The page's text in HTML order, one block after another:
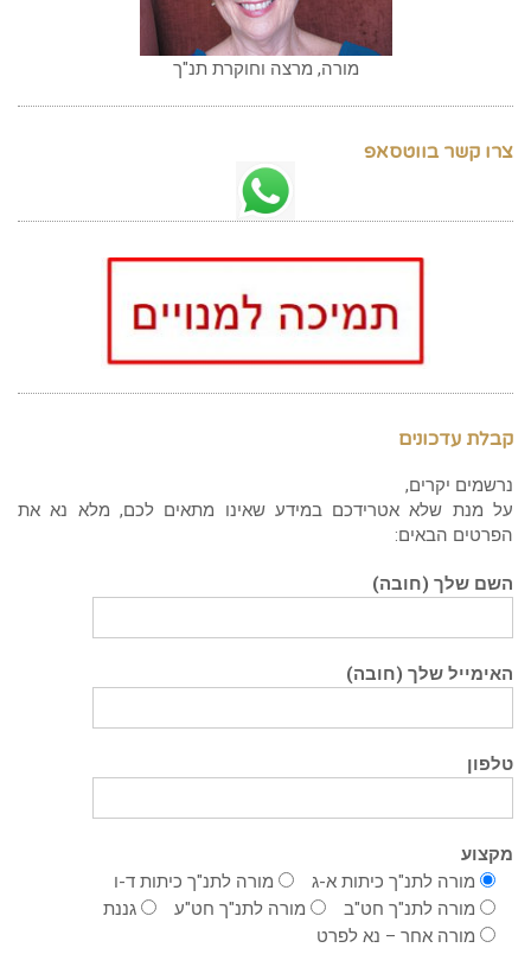
מורה, מרצה וחוקרת תנ"ך
צרו קשר בווטסאפ
קבלת עדכונים
נרשמים יקרים,
על מנת שלא אטרידכם במידע שאינו מתאים לכם, מלא נא את
הפרטים הבאים:
השם שלך (חובה)
האימייל שלך (חובה)
טלפון
מקצוע
מורה לתנ"ך כיתות א-ג
מורה לתנ"ך כיתות ד-ו
מורה לתנ"ך חט"ב
מורה לתנ"ך חט"ע
גננת
מורה אחר – נא לפרט